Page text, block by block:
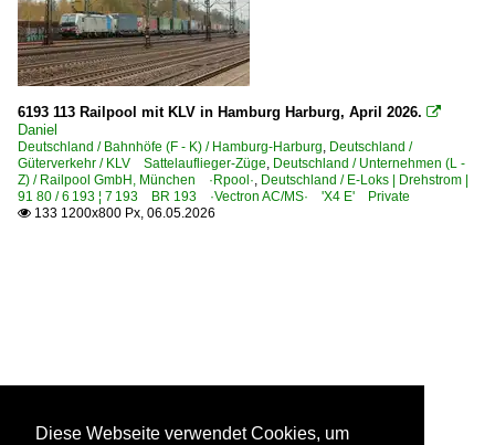
6193 113 Railpool mit KLV in Hamburg Harburg, April 2026. 
Daniel
Deutschland / Bahnhöfe (F - K) / Hamburg-Harburg, Deutschland /
Güterverkehr / KLV Sattelauflieger-Züge, Deutschland / Unternehmen (L -
Z) / Railpool GmbH, München ·Rpool·, Deutschland / E-Loks | Drehstrom |
91 80 / 6 193 ¦ 7 193 BR 193 ·Vectron AC/MS· 'X4 E' Private
 133 1200x800 Px, 06.05.2026
Diese Webseite verwendet Cookies, um